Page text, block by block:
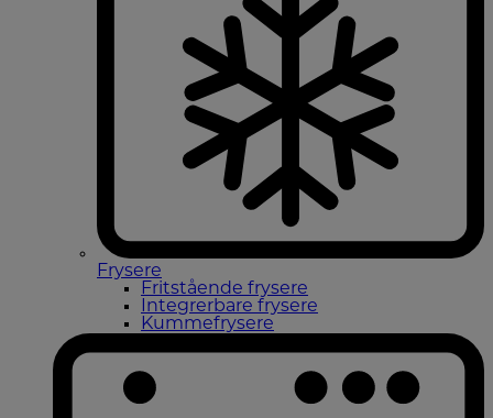
Frysere
Fritstående frysere
Integrerbare frysere
Kummefrysere